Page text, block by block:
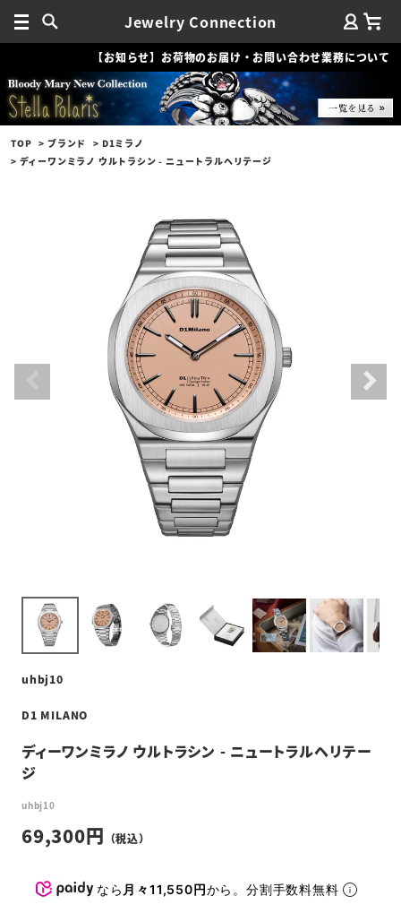
Jewelry Connection
【お知らせ】お荷物のお届け・お問い合わせ業務について
TOP ブランド
D1ミラノ
ディーワンミラノ ウルトラシン - ニュートラルヘリテージ
uhbj10
D1 MILANO
ディーワンミラノ ウルトラシン - ニュートラルヘリテー
ジ
uhbj10
69,300
なら 月々11,550円から。分割手数料無料